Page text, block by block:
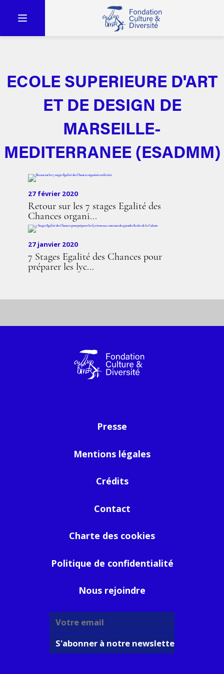
ECOLE SUPERIEURE D'ART
ET DE DESIGN DE
MARSEILLE-
MEDITERRANEE (ESADMM)
27 février 2020
Retour sur les 7 stages Egalité des
Chances organi...
27 janvier 2020
7 Stages Egalité des Chances pour
préparer les lyc...
Presse
Mentions légales
Crédits
Contact
Charte des cookies
Politique de confidentialité
Nous rejoindre